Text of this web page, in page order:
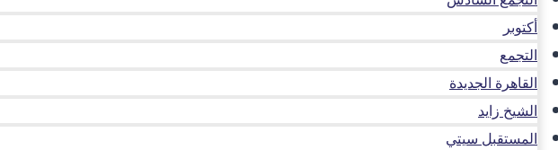
أكتوبر
التجمع
القاهرة الجديدة
الشيخ زايد
المستقبل سيتي